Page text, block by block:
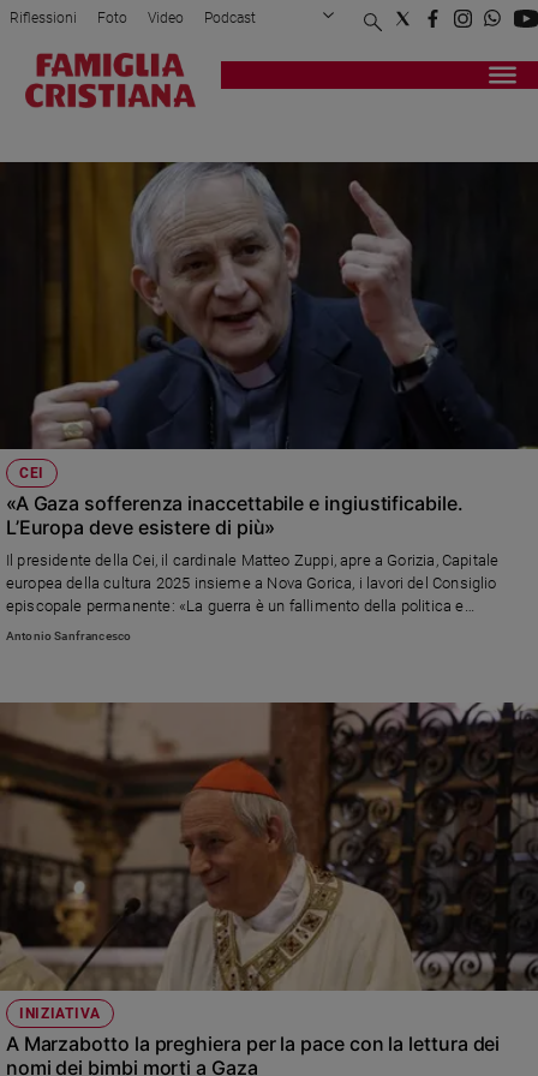
Attualità
Interviste
Papa
Papa
Chiesa
Chiesa
Fede
Devozione
fede
del
giorno
Santo
giorno
Società
e
valori
Riflessioni Foto Video Podcast
Privacy Policy Chi siamo
Registrati Redazione
CEI
«A Gaza sofferenza inaccettabile e ingiustificabile.
L’Europa deve esistere di più»
Il presidente della Cei, il cardinale Matteo Zuppi, apre a Gorizia, Capitale
europea della cultura 2025 insieme a Nova Gorica, i lavori del Consiglio
episcopale permanente: «La guerra è un fallimento della politica e
dell’umanità ma non dobbiamo cedere alla “globalizzazione dell’impotenza”
Antonio Sanfrancesco
INIZIATIVA
A Marzabotto la preghiera per la pace con la lettura dei
nomi dei bimbi morti a Gaza